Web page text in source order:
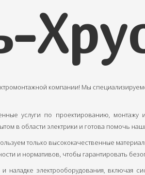
компании! Мы
услуги по проектированию,
в области электрики и готова помочь
только высококачественные
и нормативов, чтобы гарантировать
наладке электрооборудования,